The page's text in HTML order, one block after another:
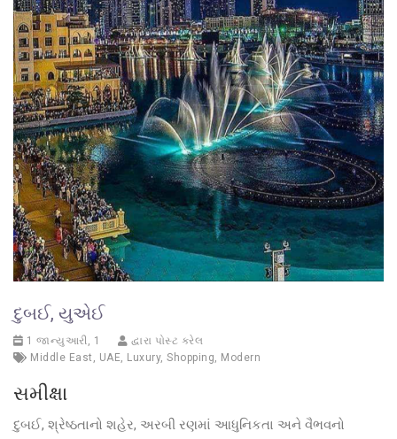
દુબઈ, યુએઈ
1 જાન્યુઆરી, 1
દ્વારા પોસ્ટ કરેલ
Middle East , UAE, Luxury, Shopping, Modern
સમીક્ષા
દુબઈ, શ્રેષ્ઠતાનો શહેર, અરબી રણમાં આધુનિકતા અને વૈભવનો